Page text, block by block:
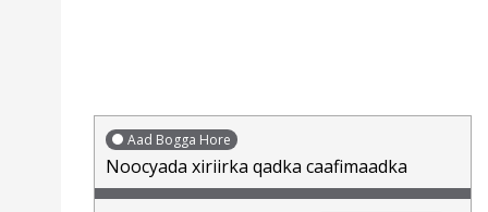
Aad Bogga Hore
Noocyada xiriirka qadka caafimaadka